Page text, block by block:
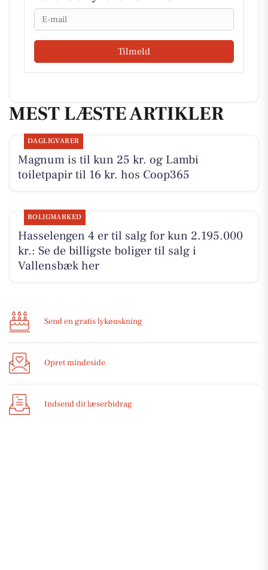
Email
Tilmeld
MEST LÆSTE ARTIKLER
DAGLIGVARER
Magnum is til kun 25 kr. og Lambi
toiletpapir til 16 kr. hos Coop365
BOLIGMARKED
Hasselengen 4 er til salg for kun 2.195.000
kr.: Se de billigste boliger til salg i
Vallensbæk her
Send en gratis lykønskning
Opret mindeside
Indsend dit læserbidrag